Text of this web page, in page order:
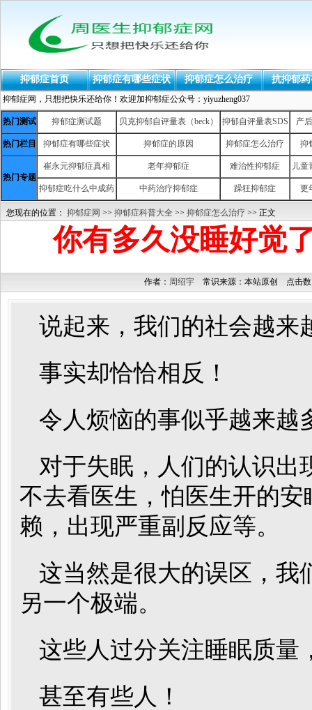
抑郁症首页 抑郁症有哪些症状 抑郁症怎么治疗 抗抑郁
抑郁症网，只想把快乐还给你！欢迎加抑郁症公众号：yiyuzheng037
热门测试 抑郁症测试题 贝克抑郁自评量表（beck） 抑郁自评量表SDS 产
热门栏目 抑郁症有哪些症状 抑郁症的原因 抑郁症怎么治疗 抑
热门专题
崔永元抑郁症真相 老年抑郁症 难治性抑郁症 儿童
抑郁症吃什么中成药 中药治疗抑郁症 躁狂抑郁症 更
您现在的位置： 抑郁症网 >> 抑郁症科普大全 >> 抑郁症怎么治疗 >> 正文
你有多久没睡好觉
作者： 周绍宇常识来源：本站原创 点击数
说起来，我们的社会越来
事实却恰恰相反！
令人烦恼的事似乎越来越
对于失眠，人们的认识出
不去看医生，怕医生开的
赖，出现严重副反应等。
这当然是很大的误区，我
另一个极端。
这些人过分关注睡眠质量
甚至有些人！